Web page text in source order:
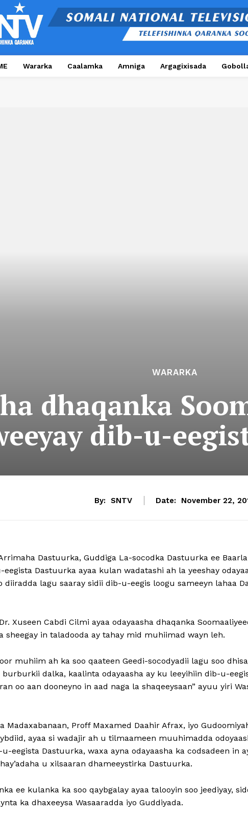
Wararka Caalamka Amniga Argagixisada
WARARKA
dhaqanka
dib-u-
By: SNTV Date: November 22,
Dastuurka, Guddiga La-socodka Dastuurka ee
Dastuurka ayaa kulan wadatashi ah la yeeshay
diiradda lagu saaray sidii dib-u-eegis loogu sameeyn lahaa
Xuseen Cabdi Cilmi ayaa odayaasha dhaqanka
sheegay in taladooda ay tahay mid muhiimad wayn leh.
muhiim ah ka soo qaateen Geedi-socodyadii lagu soo
dalka, kaalinta odayaasha ay ku leeyihiin dib-u-
oo aan dooneyno in aad naga la shaqeeysaan” ayuu yiri
Madaxabanaan, Proff Maxamed Daahir Afrax, iyo
ayaa si wadajir ah u tilmaameen muuhimadda
eegista Dastuurka, waxa ayna odayaasha ka codsadeen in
u xilsaaran dhameeystirka Dastuurka.
ee kulanka ka soo qaybgalay ayaa talooyin soo jeediyay,
ka dhaxeeysa Wasaaradda iyo Guddiyada.